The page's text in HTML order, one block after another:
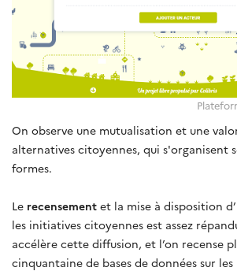
On observe une mutualisation et une
alternatives citoyennes, qui s'organisent
formes.
Le recensement et la mise à disposition
les initiatives citoyennes est assez
accélère cette diffusion, et l’on recense
cinquantaine de bases de données sur